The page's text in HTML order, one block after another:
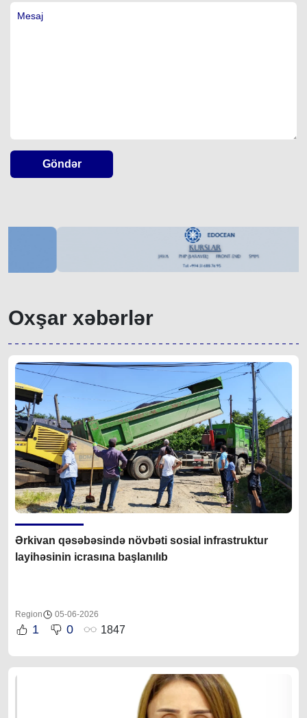
Göndər
Oxşar xəbərlər
Ərkivan qəsəbəsində növbəti sosial infrastruktur
layihəsinin icrasına başlanılıb
Region 05-06-2026
1 0 1847